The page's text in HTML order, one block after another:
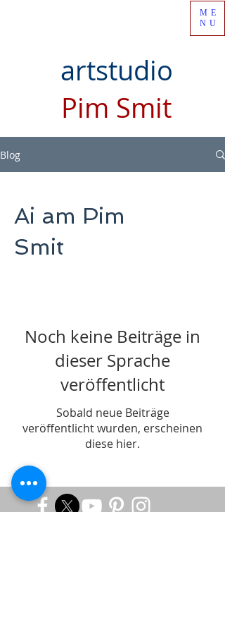
artstudio
Pim Smit
ME
NU
Blog
Ai am Pim
Smit
Noch keine Beiträge in
dieser Sprache
veröffentlicht
Sobald neue Beiträge
veröffentlicht wurden, erscheinen
diese hier.